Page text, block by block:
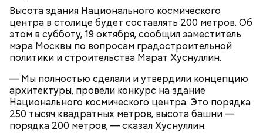
Высота здания Национального космического
центра в столице будет составлять 200 метров. Об
этом в субботу, 19 октября, сообщил заместитель
мэра Москвы по вопросам градостроительной
политики и строительства Марат Хуснуллин.
— Мы полностью сделали и утвердили концепцию
архитектуры, провели конкурс на здание
Национального космического центра. Это порядка
250 тысяч квадратных метров, высота башни —
порядка 200 метров, — сказал Хуснуллин.